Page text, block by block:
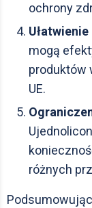
ochrony
mogą
produktów
UE.
różnych